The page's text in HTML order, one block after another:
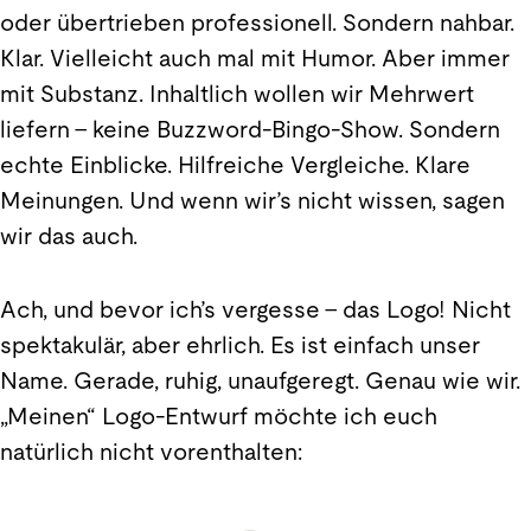
oder übertrieben professionell. Sondern nahbar.
Klar. Vielleicht auch mal mit Humor. Aber immer
mit Substanz. Inhaltlich wollen wir Mehrwert
liefern – keine Buzzword-Bingo-Show. Sondern
echte Einblicke. Hilfreiche Vergleiche. Klare
Meinungen. Und wenn wir’s nicht wissen, sagen
wir das auch.
Ach, und bevor ich’s vergesse – das Logo! Nicht
spektakulär, aber ehrlich. Es ist einfach unser
Name. Gerade, ruhig, unaufgeregt. Genau wie wir.
„Meinen“ Logo-Entwurf möchte ich euch
natürlich nicht vorenthalten: